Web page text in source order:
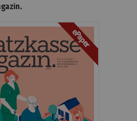
ePaper